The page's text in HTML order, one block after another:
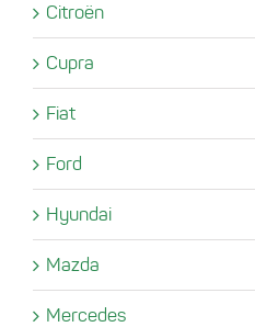
Citroën
Cupra
Fiat
Ford
Hyundai
Mazda
Mercedes